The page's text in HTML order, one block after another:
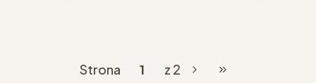
Strona z 2 Przejdź do